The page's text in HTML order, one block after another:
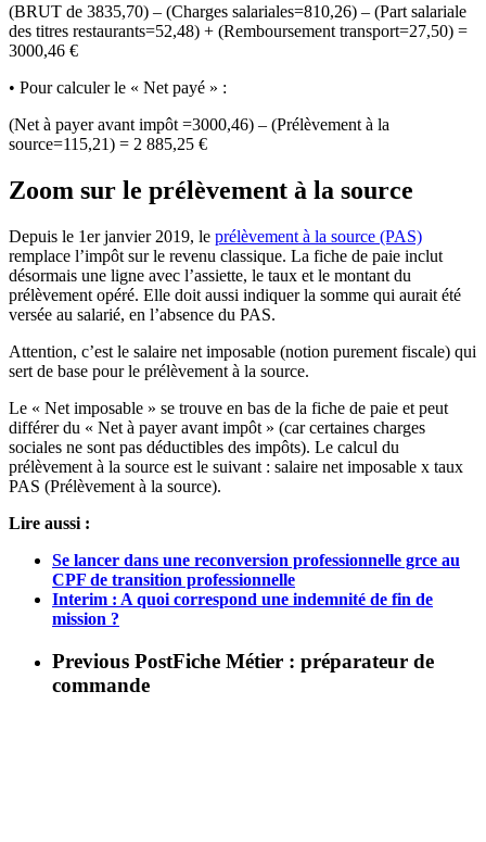
(BRUT de 3835,70) – (Charges salariales=810,26) – (Part salariale
des titres restaurants=52,48) + (Remboursement transport=27,50) =
3000,46 €
• Pour calculer le « Net payé » :
(Net à payer avant impôt =3000,46) – (Prélèvement à la
source=115,21) = 2 885,25 €
Zoom sur le prélèvement à la source
Depuis le 1er janvier 2019, le prélèvement à la source (PAS)
remplace l’impôt sur le revenu classique. La fiche de paie inclut
désormais une ligne avec l’assiette, le taux et le montant du
prélèvement opéré. Elle doit aussi indiquer la somme qui aurait été
versée au salarié, en l’absence du PAS.
Attention, c’est le salaire net imposable (notion purement fiscale) qui
sert de base pour le prélèvement à la source.
Le « Net imposable » se trouve en bas de la fiche de paie et peut
différer du « Net à payer avant impôt » (car certaines charges
sociales ne sont pas déductibles des impôts). Le calcul du
prélèvement à la source est le suivant : salaire net imposable x taux
PAS (Prélèvement à la source).
Lire aussi :
Se lancer dans une reconversion professionnelle grce au
CPF de transition professionnelle
Interim : A quoi correspond une indemnité de fin de
mission ?
Previous PostFiche Métier : préparateur de
commande